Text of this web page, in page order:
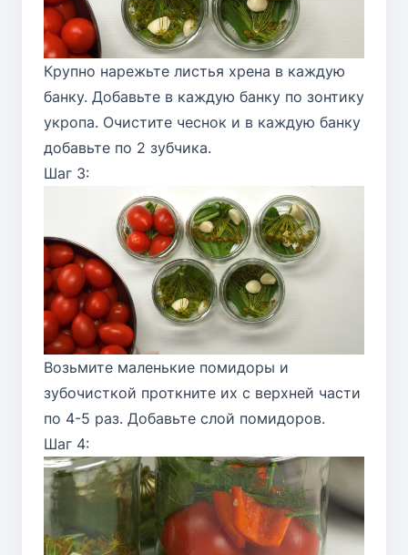
Крупно нарежьте листья хрена в каждую
банку. Добавьте в каждую банку по зонтику
укропа. Очистите чеснок и в каждую банку
добавьте по 2 зубчика.
Шаг 3:
Возьмите маленькие помидоры и
зубочисткой проткните их с верхней части
по 4-5 раз. Добавьте слой помидоров.
Шаг 4: